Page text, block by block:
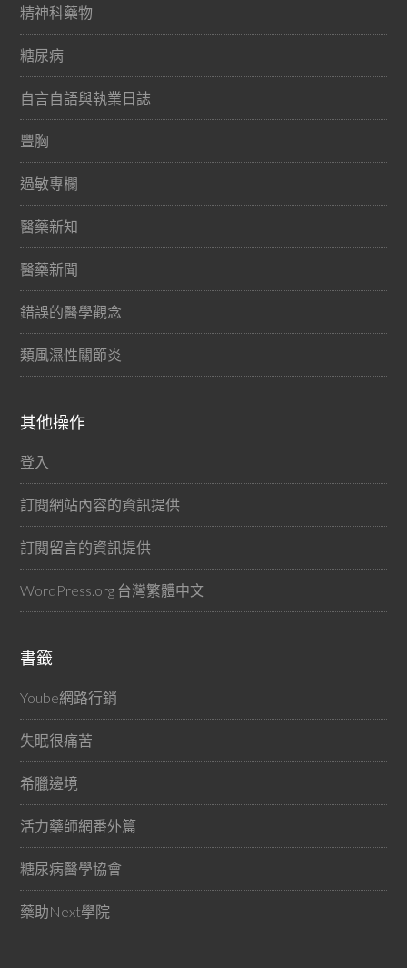
精神科藥物
糖尿病
自言自語與執業日誌
豐胸
過敏專欄
醫藥新知
醫藥新聞
錯誤的醫學觀念
類風濕性關節炎
其他操作
登入
訂閱網站內容的資訊提供
訂閱留言的資訊提供
WordPress.org 台灣繁體中文
書籤
Yoube網路行銷
失眠很痛苦
希臘邊境
活力藥師網番外篇
糖尿病醫學協會
藥助Next學院